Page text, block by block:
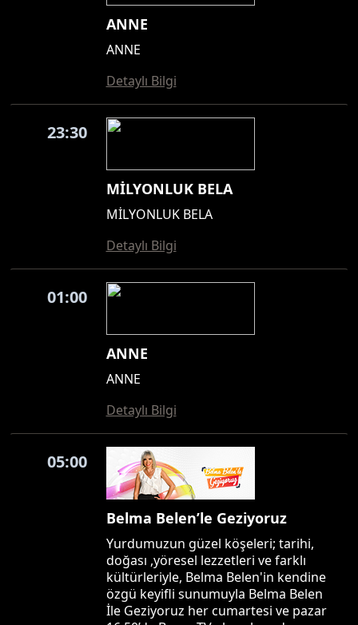
ANNE
ANNE
Detaylı Bilgi
23:30
MİLYONLUK BELA
MİLYONLUK BELA
Detaylı Bilgi
01:00
ANNE
ANNE
Detaylı Bilgi
05:00
Belma Belen’le Geziyoruz
Yurdumuzun güzel köşeleri; tarihi,
doğası ,yöresel lezzetleri ve farklı
kültürleriyle, Belma Belen'in kendine
özgü keyifli sunumuyla Belma Belen
İle Geziyoruz her cumartesi ve pazar